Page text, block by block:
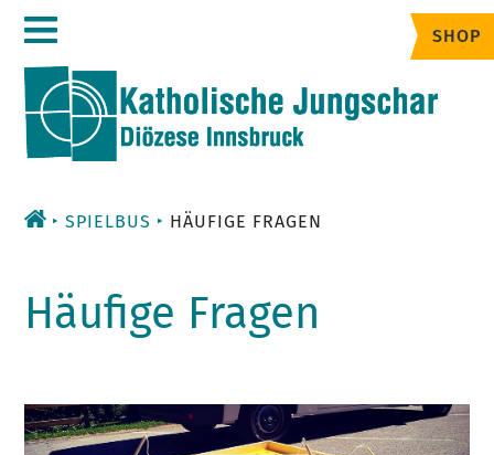
Zum
Inhalt
SHOP
SPIELBUS HÄUFIGE FRAGEN
Häufige Fragen